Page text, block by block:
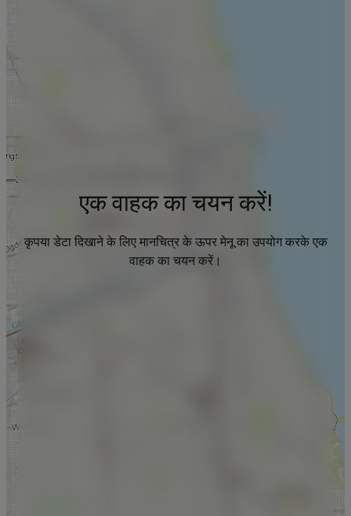
एक वाहक का चयन करें!
कृपया डेटा दिखाने के लिए मानचित्र के ऊपर मेनू का उपयोग करके एक
वाहक का चयन करें।